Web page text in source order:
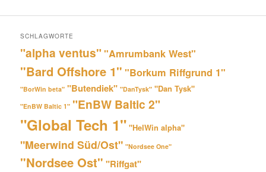
SCHLAGWORTE
"alpha ventus" "Amrumbank West"
"Bard Offshore 1" "Borkum Riffgrund 1"
"BorWin beta" "Butendiek" "DanTysk" "Dan Tysk"
"EnBW Baltic 1" "EnBW Baltic 2"
"Global Tech 1" "HelWin alpha"
"Meerwind Süd/Ost" "Nordsee One"
"Nordsee Ost" "Riffgat"